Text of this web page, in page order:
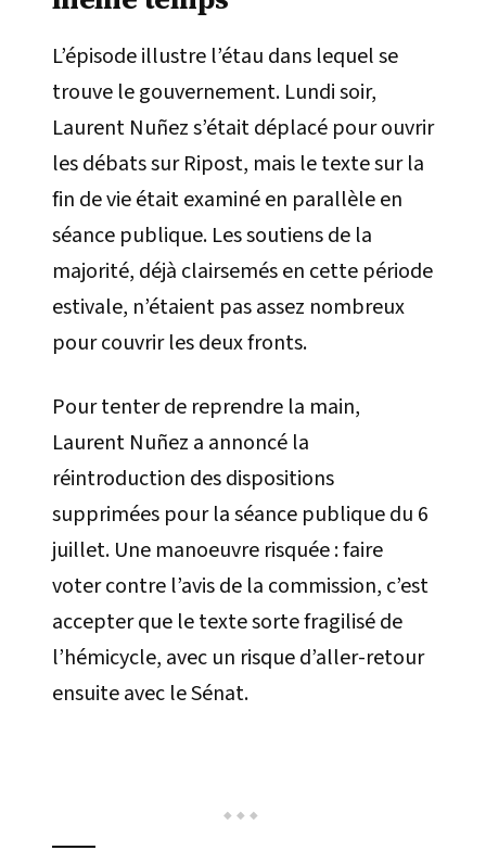
L’épisode illustre l’étau dans lequel se
trouve le gouvernement. Lundi soir,
Laurent Nuñez s’était déplacé pour ouvrir
les débats sur Ripost, mais le texte sur la
fin de vie était examiné en parallèle en
séance publique. Les soutiens de la
majorité, déjà clairsemés en cette période
estivale, n’étaient pas assez nombreux
pour couvrir les deux fronts.
Pour tenter de reprendre la main,
Laurent Nuñez a annoncé la
réintroduction des dispositions
supprimées pour la séance publique du 6
juillet. Une manoeuvre risquée : faire
voter contre l’avis de la commission, c’est
accepter que le texte sorte fragilisé de
l’hémicycle, avec un risque d’aller-retour
ensuite avec le Sénat.